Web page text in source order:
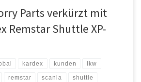
Parts verkürzt mit
Remstar Shuttle XP-
kardex kunden lkw
remstar scania shuttle